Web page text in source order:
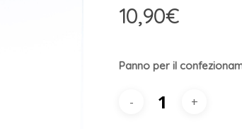
10,90€
Panno per il